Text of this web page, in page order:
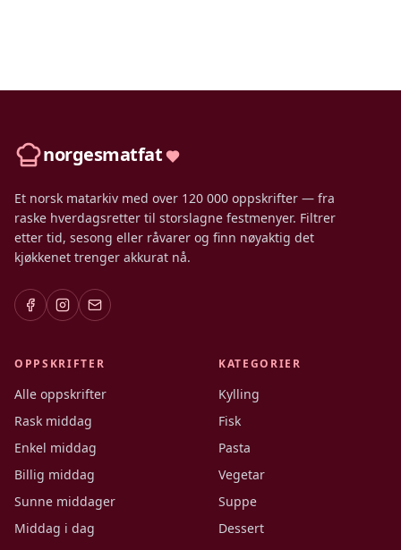
norgesmatfat
Et norsk matarkiv med over 120 000 oppskrifter — fra
raske hverdagsretter til storslagne festmenyer. Filtrer
etter tid, sesong eller råvarer og finn nøyaktig det
kjøkkenet trenger akkurat nå.
OPPSKRIFTER
Alle oppskrifter
Rask middag
Enkel middag
Billig middag
Sunne middager
Middag i dag
KATEGORIER
Kylling
Fisk
Pasta
Vegetar
Suppe
Dessert